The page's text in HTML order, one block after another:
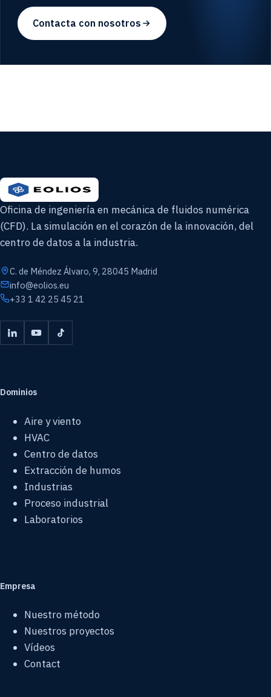
Contacta con nosotros
Oficina de ingeniería en mecánica de fluidos numérica
(CFD). La simulación en el corazón de la innovación, del
centro de datos a la industria.
C. de Méndez Álvaro, 9, 28045 Madrid
info@eolios.eu
+33 1 42 25 45 21
Dominios
Aire y viento
HVAC
Centro de datos
Extracción de humos
Industrias
Proceso industrial
Laboratorios
Empresa
Nuestro método
Nuestros proyectos
Vídeos
Contact